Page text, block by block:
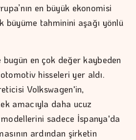
en büyük ekonomisi
büyüme tahminini aşağı yönlü
en çok değer kaybeden
hisseleri yer aldı.
Volkswagen'in,
amacıyla daha ucuz
sadece İspanya'da
ardından şirketin